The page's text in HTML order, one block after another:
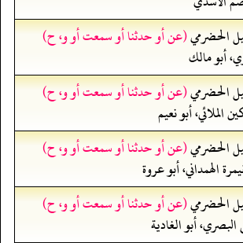
الحضرمي(عن أو حدثنا أو سمعت أو و، ح)
أبو مالك
الحضرمي(عن أو حدثنا أو سمعت أو و، ح)
الملائي، أبو نعيم
الحضرمي(عن أو حدثنا أو سمعت أو و، ح)
الهمداني، أبو عروة
الحضرمي(عن أو حدثنا أو سمعت أو و، ح)
أبو الغادية